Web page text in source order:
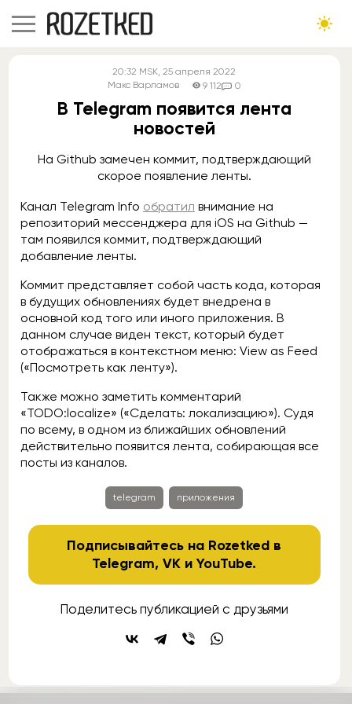
20:32 MSK, 25 апреля 2022
Макс Варламов
9 112 0
В Telegram появится лента
новостей
На Github замечен коммит, подтверждающий
скорое появление ленты.
Канал Telegram Info обратил внимание на
репозиторий мессенджера для iOS на Github —
там появился коммит, подтверждающий
добавление ленты.
Коммит представляет собой часть кода, которая
в будущих обновлениях будет внедрена в
основной код того или иного приложения. В
данном случае виден текст, который будет
отображаться в контекстном меню: View as Feed
(«Посмотреть как ленту»).
Также можно заметить комментарий
«TODO:localize» («Сделать: локализацию»). Судя
по всему, в одном из ближайших обновлений
действительно появится лента, собирающая все
посты из каналов.
telegram приложения
Подписывайтесь на Rozetked в
Telegram,VK иYouTube.
Поделитесь публикацией с друзьями